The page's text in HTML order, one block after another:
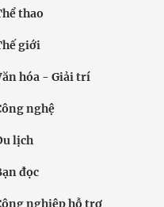
thao
giới
hóa - Giải trí
nghệ
lịch
đọc